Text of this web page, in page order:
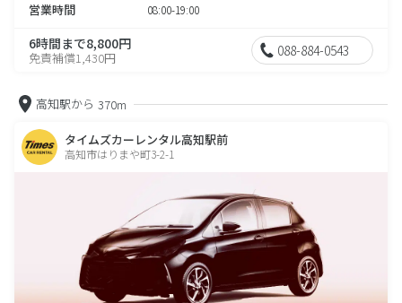
営業時間 08:00-19:00
6時間まで8,800円
免責補償1,430円 088-884-0543
高知駅から 370m
タイムズカーレンタル高知駅前
高知市はりまや町3-2-1